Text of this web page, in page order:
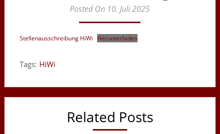
Posted On 10. Juli 2025
Stellenausschreibung HiWi Herunterladen
Tags: HiWi
Related Posts